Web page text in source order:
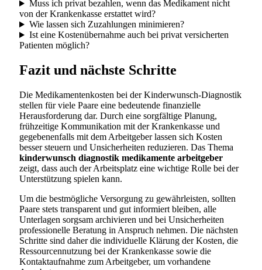
Muss ich privat bezahlen, wenn das Medikament nicht
von der Krankenkasse erstattet wird?
Wie lassen sich Zuzahlungen minimieren?
Ist eine Kostenübernahme auch bei privat versicherten
Patienten möglich?
Fazit und nächste Schritte
Die Medikamentenkosten bei der Kinderwunsch-Diagnostik
stellen für viele Paare eine bedeutende finanzielle
Herausforderung dar. Durch eine sorgfältige Planung,
frühzeitige Kommunikation mit der Krankenkasse und
gegebenenfalls mit dem Arbeitgeber lassen sich Kosten
besser steuern und Unsicherheiten reduzieren. Das Thema
kinderwunsch diagnostik medikamente arbeitgeber
zeigt, dass auch der Arbeitsplatz eine wichtige Rolle bei der
Unterstützung spielen kann.
Um die bestmögliche Versorgung zu gewährleisten, sollten
Paare stets transparent und gut informiert bleiben, alle
Unterlagen sorgsam archivieren und bei Unsicherheiten
professionelle Beratung in Anspruch nehmen. Die nächsten
Schritte sind daher die individuelle Klärung der Kosten, die
Ressourcennutzung bei der Krankenkasse sowie die
Kontaktaufnahme zum Arbeitgeber, um vorhandene